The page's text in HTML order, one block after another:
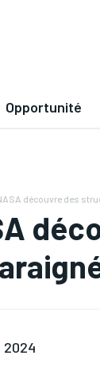
Opportunité
découvre des
2024